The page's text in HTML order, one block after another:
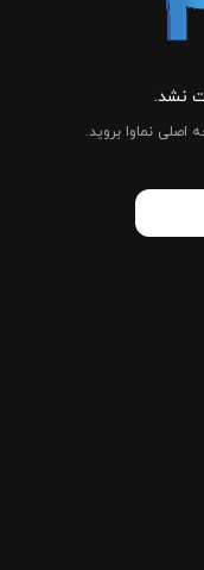
نشد.
اصلی نماوا بروید.